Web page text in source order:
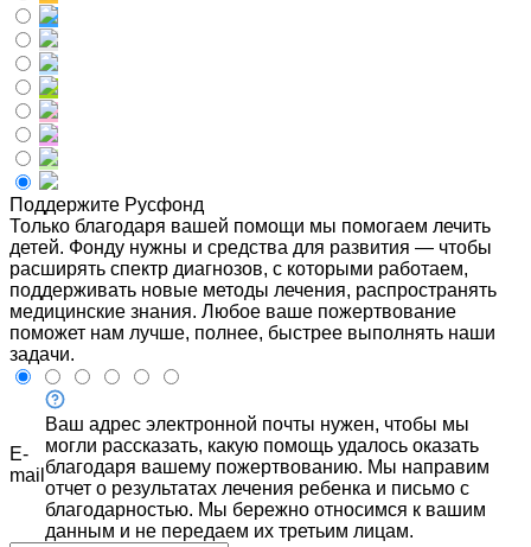
Поддержите Русфонд
Только благодаря вашей помощи мы помогаем лечить
детей. Фонду нужны и средства для развития — чтобы
расширять спектр диагнозов, с которыми работаем,
поддерживать новые методы лечения, распространять
медицинские знания. Любое ваше пожертвование
поможет нам лучше, полнее, быстрее выполнять наши
задачи.
E-
mail
Ваш адрес электронной почты нужен, чтобы мы
могли рассказать, какую помощь удалось оказать
благодаря вашему пожертвованию. Мы направим
отчет о результатах лечения ребенка и письмо с
благодарностью. Мы бережно относимся к вашим
данным и не передаем их третьим лицам.